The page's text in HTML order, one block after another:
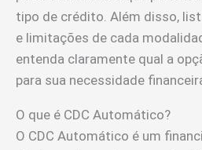
tipo de crédito. Além disso,
e limitações de cada
entenda claramente qual a
para sua necessidade
O que é CDC Automático?
O CDC Automático é um